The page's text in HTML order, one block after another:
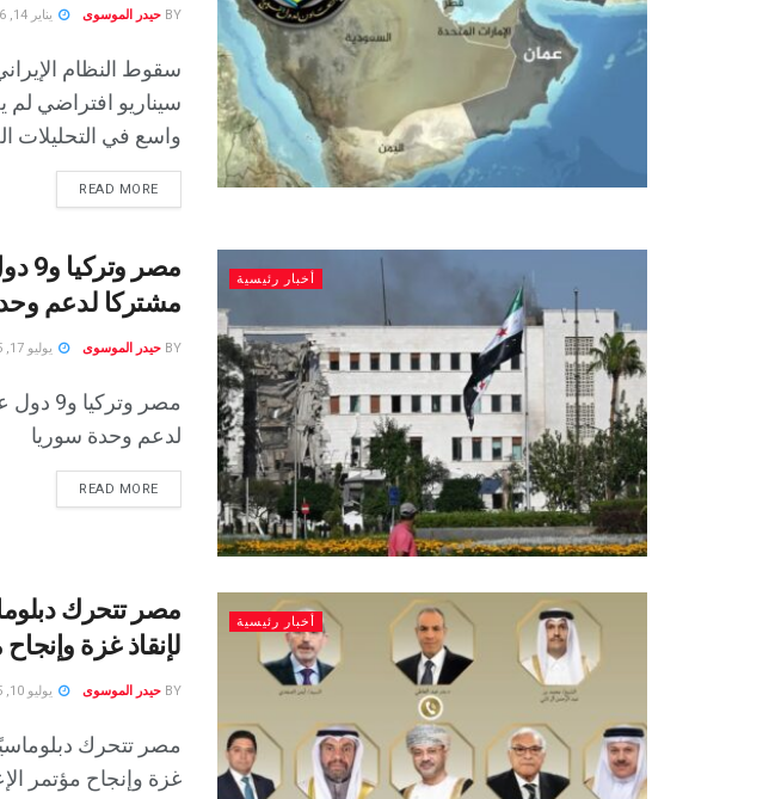
BY حيدر الموسوى يناير 14, 2026
سقوط النظام
سيناريو افتراضي
واسع في التحليلات
READ MORE
أخبار رئيسية
مصر
مشتركا لدعم
BY حيدر الموسوى يوليو 17, 2025
مصر
لدعم وحدة سوريا
READ MORE
أخبار رئيسية
لإنقاذ غزة وإنجاح
BY حيدر الموسوى يوليو 10, 2025
غزة وإنجاح مؤتمر